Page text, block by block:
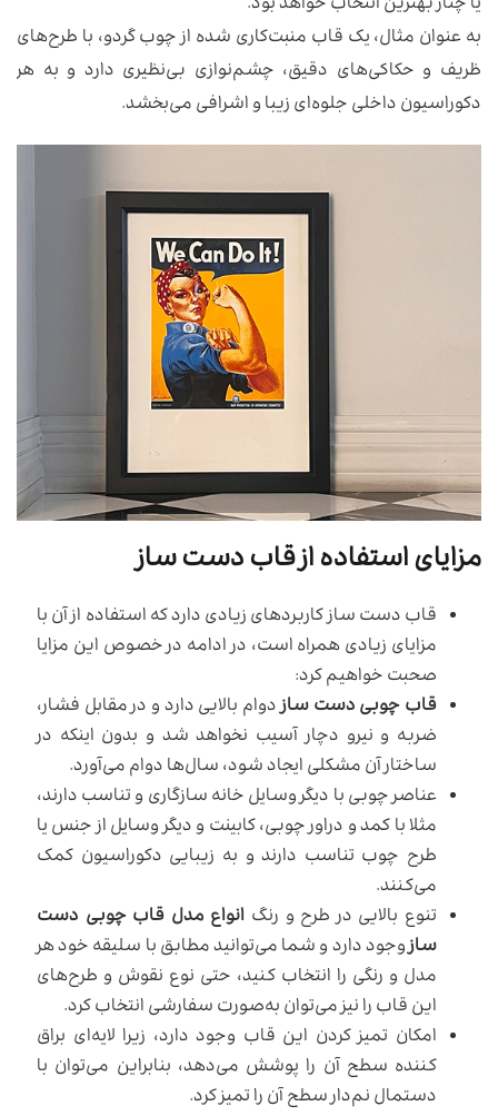
به عنوان مثال، یک قاب منبت‌کاری شده از چوب گردو، با طرح‌های
ظریف و حکاکی‌های دقیق، چشم‌نوازی بی‌نظیری دارد و به هر
دکوراسیون داخلی جلوه‌ای زیبا و اشرافی می‌بخشد.
مزایای استفاده از قاب دست ساز
قاب دست ساز کاربرد‌های زیادی دارد که استفاده از آن با
مزایای زیادی همراه است، در ادامه در خصوص این مزایا
صحبت خواهیم کرد:
قاب چوبی دست سازدوام بالایی دارد و در مقابل فشار،
ضربه و نیرو دچار آسیب نخواهد شد و بدون اینکه در
ساختار آن مشکلی ایجاد شود، سال‌ها دوام می‌آورد.
عناصر چوبی با دیگر وسایل خانه سازگاری و تناسب دارند،
مثلا با کمد و دراور چوبی، کابینت و دیگر وسایل از جنس یا
طرح چوب تناسب دارند و به زیبایی دکوراسیون کمک
می‌کنند.
تنوع بالایی در طرح و رنگ انواع مدل قاب چوبی دست
سازوجود دارد و شما می‌توانید مطابق با‌ سلیقه خود هر
مدل و رنگی را انتخاب کنید، حتی نوع نقوش و طرح‌های
این قاب را نیز می‌توان به‌صورت سفارشی انتخاب کرد.
امکان تمیز کردن این قاب وجود دارد، زیرا لایه‌ای براق
کننده سطح آن را پوشش می‌دهد، بنابراین می‌توان با
دستمال نم‌دار سطح آن را تمیز کرد.